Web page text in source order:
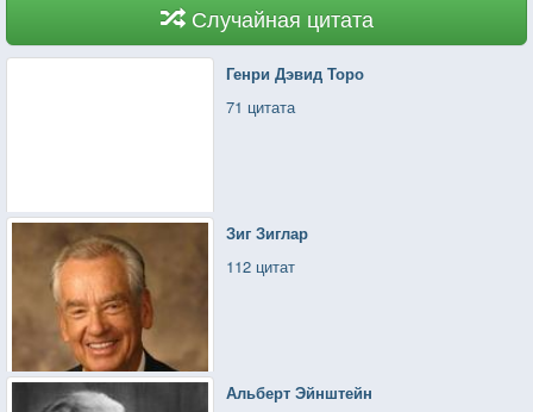
Случайная цитата
Генри Дэвид Торо
71 цитата
Зиг Зиглар
112 цитат
Альберт Эйнштейн